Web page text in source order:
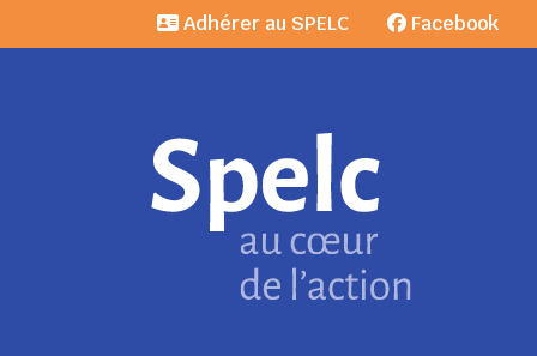
Adhérer au SPELC Facebook